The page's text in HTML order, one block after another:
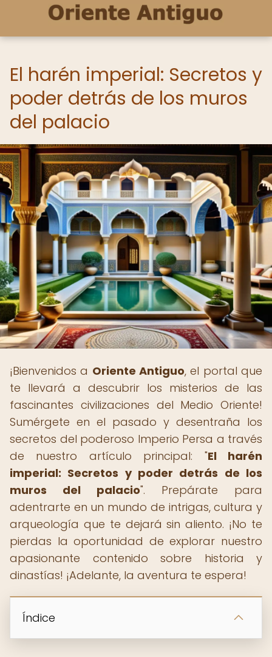
El harén imperial: Secretos y
poder detrás de los muros
del palacio
¡Bienvenidos a Oriente Antiguo, el portal que
te llevará a descubrir los misterios de las
fascinantes civilizaciones del Medio Oriente!
Sumérgete en el pasado y desentraña los
secretos del poderoso Imperio Persa a través
de nuestro artículo principal: "El harén
imperial: Secretos y poder detrás de los
muros del palacio". Prepárate para
adentrarte en un mundo de intrigas, cultura y
arqueología que te dejará sin aliento. ¡No te
pierdas la oportunidad de explorar nuestro
apasionante contenido sobre historia y
dinastías! ¡Adelante, la aventura te espera!
Índice